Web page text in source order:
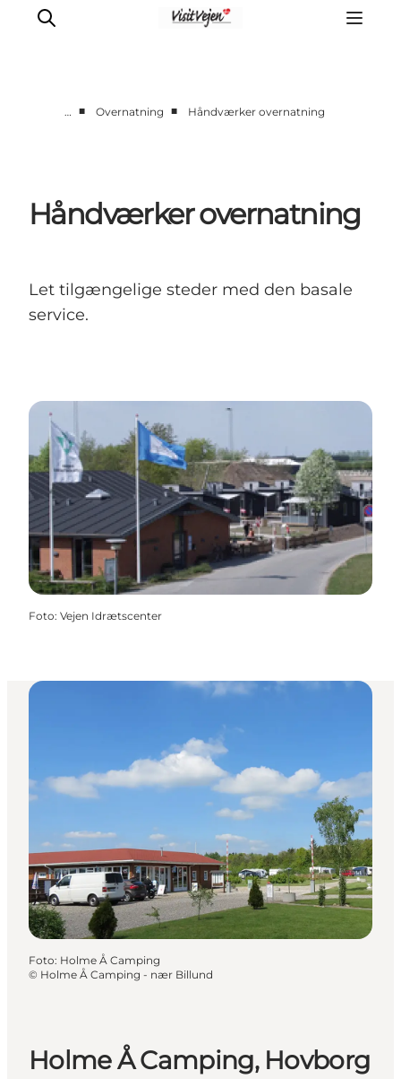
Natur
Se og oplev
Events
Udforsk
… ■ Overnatning ■ Håndværker overnatning
Håndværker overnatning
Let tilgængelige steder med den basale
service.
Foto: Vejen Idrætscenter
Foto: Holme Å Camping
© Holme Å Camping - nær Billund
Holme Å Camping, Hovborg